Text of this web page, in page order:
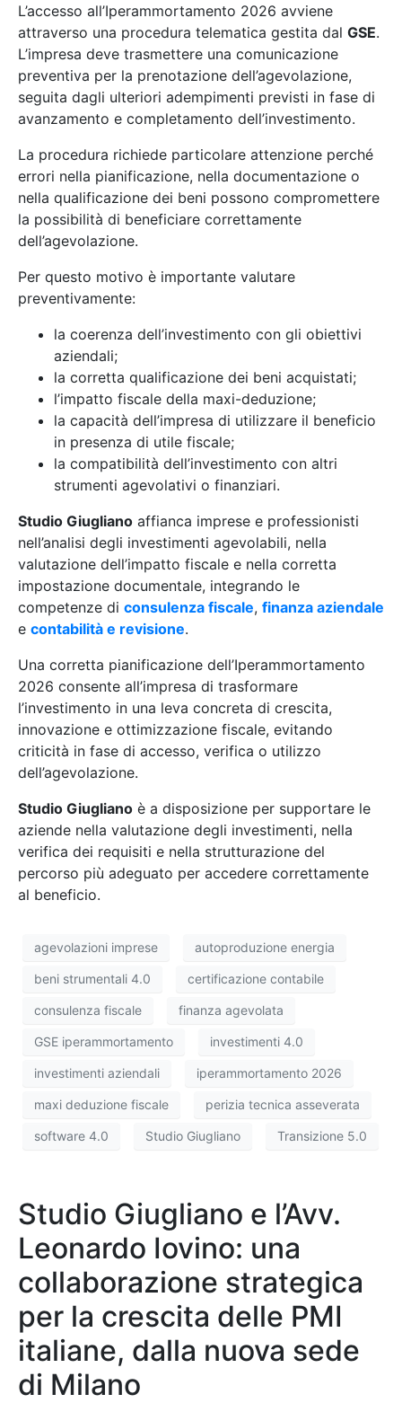
L’accesso all’Iperammortamento 2026 avviene
attraverso una procedura telematica gestita dal GSE.
L’impresa deve trasmettere una comunicazione
preventiva per la prenotazione dell’agevolazione,
seguita dagli ulteriori adempimenti previsti in fase di
avanzamento e completamento dell’investimento.
La procedura richiede particolare attenzione perché
errori nella pianificazione, nella documentazione o
nella qualificazione dei beni possono compromettere
la possibilità di beneficiare correttamente
dell’agevolazione.
Per questo motivo è importante valutare
preventivamente:
la coerenza dell’investimento con gli obiettivi
aziendali;
la corretta qualificazione dei beni acquistati;
l’impatto fiscale della maxi-deduzione;
la capacità dell’impresa di utilizzare il beneficio
in presenza di utile fiscale;
la compatibilità dell’investimento con altri
strumenti agevolativi o finanziari.
Studio Giugliano affianca imprese e professionisti
nell’analisi degli investimenti agevolabili, nella
valutazione dell’impatto fiscale e nella corretta
impostazione documentale, integrando le
competenze di consulenza fiscale, finanza aziendale
e contabilità e revisione.
Una corretta pianificazione dell’Iperammortamento
2026 consente all’impresa di trasformare
l’investimento in una leva concreta di crescita,
innovazione e ottimizzazione fiscale, evitando
criticità in fase di accesso, verifica o utilizzo
dell’agevolazione.
Studio Giugliano è a disposizione per supportare le
aziende nella valutazione degli investimenti, nella
verifica dei requisiti e nella strutturazione del
percorso più adeguato per accedere correttamente
al beneficio.
agevolazioni imprese autoproduzione energia
beni strumentali 4.0 certificazione contabile
consulenza fiscale finanza agevolata
GSE iperammortamento investimenti 4.0
investimenti aziendali iperammortamento 2026
maxi deduzione fiscale perizia tecnica asseverata
software 4.0 Studio Giugliano Transizione 5.0
Studio Giugliano e l’Avv.
Leonardo Iovino: una
collaborazione strategica
per la crescita delle PMI
italiane, dalla nuova sede
di Milano